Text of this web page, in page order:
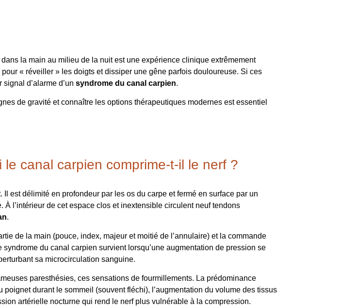
la main au milieu de la nuit est une expérience clinique extrêmement
« réveiller » les doigts et dissiper une gêne parfois douloureuse. Si ces
d’alarme d’un syndrome du canal carpien.
de gravité et connaître les options thérapeutiques modernes est essentiel
canal carpien comprime-t-il le nerf ?
est délimité en profondeur par les os du carpe et fermé en surface par un
l’intérieur de cet espace clos et inextensible circulent neuf tendons
.
de la main (pouce, index, majeur et moitié de l’annulaire) et la commande
du canal carpien survient lorsqu’une augmentation de pression se
sa microcirculation sanguine.
paresthésies, ces sensations de fourmillements. La prédominance
durant le sommeil (souvent fléchi), l’augmentation du volume des tissus
artérielle nocturne qui rend le nerf plus vulnérable à la compression.